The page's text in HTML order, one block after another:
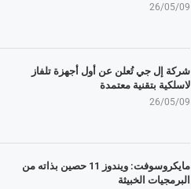
26/05/09
شركة إل جي تُعلن عن أول أجهزة تلفاز
لاسلكية بتقنية معتمدة
26/05/09
مايكروسوفت: ويندوز 11 حصين بذاته من
البرمجيات الخبيثة